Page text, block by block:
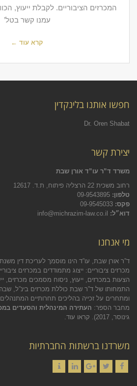
המכרזים הציבוריים. לקבלת ייעוץ,
עמנו קשר בטל’
קרא עוד ←
חפשו אותנו בלינקדין
Dr. Oren Shabat
יצירת קשר
משרד ד”ר עו”ד אורן שבת
רחוב משכית 22 הרצליה פיתוח, ת.ד. 12617
טלפון:
פקס:
דוא״ל:
מי אנחנו
מכרזים ציבוריים: ייצוג מתמודדים במכרזים
הצעות במכרזים, ייעוץ, ניסוח מסמכים מכרזים,
התמחותו של ד”ר שבת כוללת מכרזים בינ”ל,
ומתחרים על זכייה בהליכים תחרותיים
מחבר הספר: העתירה המינהלית והסעדים
גינוסר, 2017).
קראו עוד.
משרדנו ברשתות החברתיות